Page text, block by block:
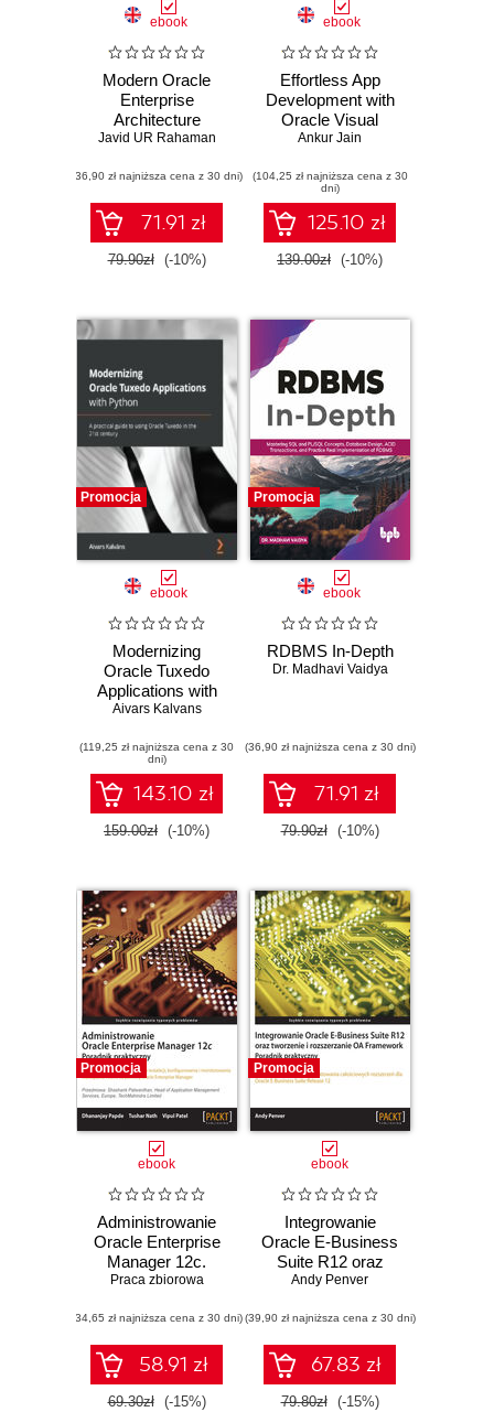
ebook
Modern Oracle
Enterprise
Architecture
Javid UR Rahaman
(36,90 zł najniższa cena z 30 dni)
71.91 zł
79.90zł (-10%)
ebook
Effortless App
Development with
Oracle Visual
Builder. Boost
building web and
mobile applications
efficiently using the
drag-and-drop
approach
Ankur Jain
(104,25 zł najniższa cena z 30
dni)
125.10 zł
139.00zł (-10%)
Promocja
ebook
Modernizing
Oracle Tuxedo
Applications with
Python. A practical
Oracle Tuxedo in
the 21st century
Aivars Kalvans
(119,25 zł najniższa cena z 30
dni)
143.10 zł
159.00zł (-10%)
Promocja
ebook
RDBMS In-Depth
Dr. Madhavi Vaidya
(36,90 zł najniższa cena z 30 dni)
71.91 zł
79.90zł (-10%)
Promocja
ebook
Administrowanie
Oracle Enterprise
Manager 12c.
Poradnik
Praca zbiorowa
(34,65 zł najniższa cena z 30 dni)
58.91 zł
69.30zł (-15%)
Promocja
ebook
Integrowanie
Oracle E-Business
Suite R12 oraz
tworzenie i
Framework.
Poradnik
praktyczny.
Poradnik
praktyczny
Andy Penver
(39,90 zł najniższa cena z 30 dni)
67.83 zł
79.80zł (-15%)